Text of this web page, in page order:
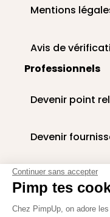
Continuer sans accepter
Pimp tes
Chez PimpUp, on adore
Mentions
Avis de
Professionnels
Devenir point
Devenir
Livraison
Corbeilles de